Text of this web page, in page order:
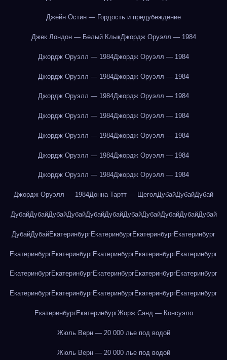
Джейн Остин — Гордость и предубеждение
Джек Лондон — Белый КлыкДжордж Оруэлл — 1984
Джордж Оруэлл — 1984Джордж Оруэлл — 1984
Джордж Оруэлл — 1984Джордж Оруэлл — 1984
Джордж Оруэлл — 1984Джордж Оруэлл — 1984
Джордж Оруэлл — 1984Джордж Оруэлл — 1984
Джордж Оруэлл — 1984Джордж Оруэлл — 1984
Джордж Оруэлл — 1984Джордж Оруэлл — 1984
Джордж Оруэлл — 1984Джордж Оруэлл — 1984
Джордж Оруэлл — 1984Донна Тартт — ЩеголДубайДубайДубай
ДубайДубайДубайДубайДубайДубайДубайДубайДубайДубайДубай
ДубайДубайЕкатеринбургЕкатеринбургЕкатеринбургЕкатеринбург
ЕкатеринбургЕкатеринбургЕкатеринбургЕкатеринбургЕкатеринбург
ЕкатеринбургЕкатеринбургЕкатеринбургЕкатеринбургЕкатеринбург
ЕкатеринбургЕкатеринбургЕкатеринбургЕкатеринбургЕкатеринбург
ЕкатеринбургЕкатеринбургЖорж Санд — Консуэло
Жюль Верн — 20 000 лье под водой
Жюль Верн — 20 000 лье под водой